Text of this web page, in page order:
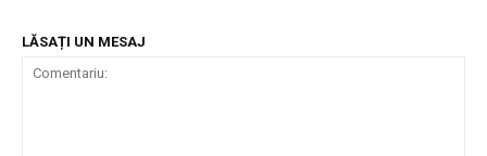
LĂSAȚI UN MESAJ